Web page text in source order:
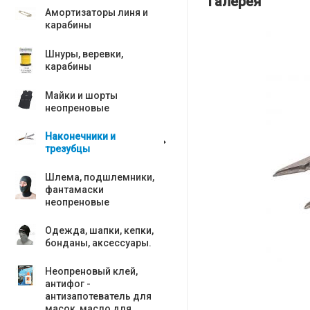
Амортизаторы линя и
карабины
Шнуры, веревки,
карабины
Майки и шорты
неопреновые
Наконечники и
трезубцы
Шлема, подшлемники,
фантамаски
неопреновые
Одежда, шапки, кепки,
бонданы, аксесcуары.
Неопреновый клей,
антифог -
антизапотеватель для